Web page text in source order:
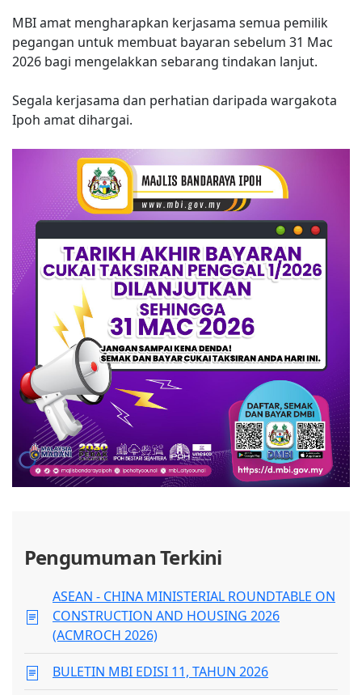
MBI amat mengharapkan kerjasama semua pemilik
pegangan untuk membuat bayaran sebelum 31 Mac
2026 bagi mengelakkan sebarang tindakan lanjut.
Segala kerjasama dan perhatian daripada wargakota
Ipoh amat dihargai.
Pengumuman Terkini
ASEAN - CHINA MINISTERIAL ROUNDTABLE ON
CONSTRUCTION AND HOUSING 2026
(ACMROCH 2026)
BULETIN MBI EDISI 11, TAHUN 2026